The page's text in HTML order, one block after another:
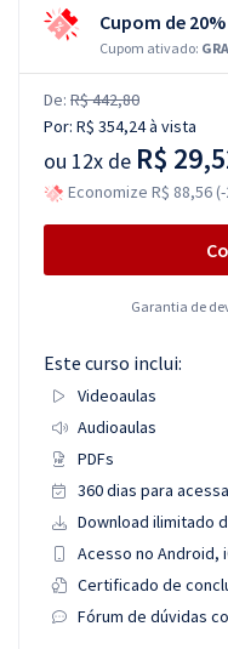
Cupom de
Cupom ativado:
De: R$ 442,80
Por: R$ 354,24à vista
ou 12x de R$
Economize R$ 88,56
Garantia de
Este curso inclui:
Videoaulas
Audioaulas
PDFs
360 dias para
Download ilimitado
Acesso no Android,
Certificado de
Fórum de dúvidas